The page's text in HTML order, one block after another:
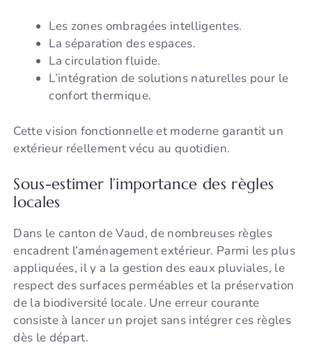
Les zones ombragées intelligentes.
La séparation des espaces.
La circulation fluide.
L’intégration de solutions naturelles pour le
confort thermique.
Cette vision fonctionnelle et moderne garantit un
extérieur réellement vécu au quotidien.
Sous-estimer l’importance des règles
locales
Dans le canton de Vaud, de nombreuses règles
encadrent l’aménagement extérieur. Parmi les plus
appliquées, il y a la gestion des eaux pluviales, le
respect des surfaces perméables et la préservation
de la biodiversité locale. Une erreur courante
consiste à lancer un projet sans intégrer ces règles
dès le départ.